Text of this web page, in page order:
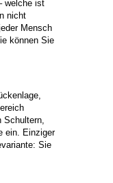
welche ist
nicht
Mensch
können Sie
Schultern,
ein. Einziger
Sie